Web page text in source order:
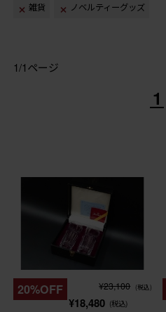
雑貨 ノベルティーグッズ
1/1ページ
1
20%OFF ¥23,100 (税込)
¥18,480 (税込)